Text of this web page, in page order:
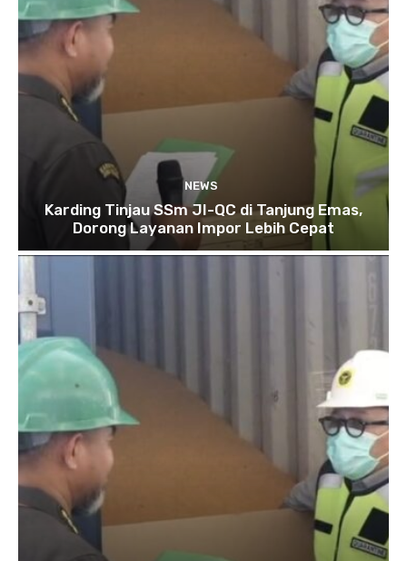
NEWS
Karding Tinjau SSm JI-QC di Tanjung Emas,
Dorong Layanan Impor Lebih Cepat